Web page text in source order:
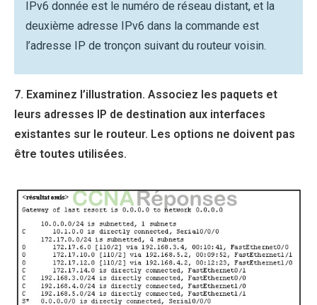
IPv6 donnée est le numéro de réseau distant, et la
deuxième adresse IPv6 dans la commande est
l’adresse IP de tronçon suivant du routeur voisin.
7. Examinez l’illustration. Associez les paquets et
leurs adresses IP de destination aux interfaces
existantes sur le routeur. Les options ne doivent pas
être toutes utilisées.